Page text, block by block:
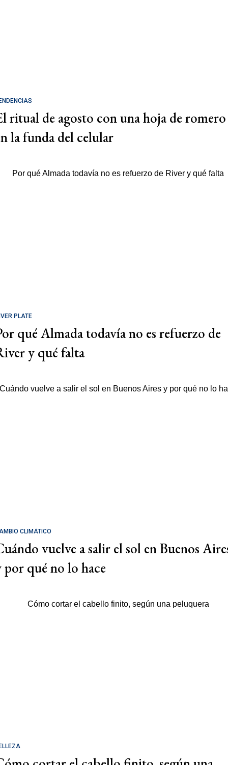
ritual de agosto con una hoja de romero
la funda del celular
PLATE
qué Almada todavía no es refuerzo de
y qué falta
CLIMÁTICO
vuelve a salir el sol en Buenos
por qué no lo hace